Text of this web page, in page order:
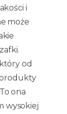
i
może
od
produkty
ona
wysokiej